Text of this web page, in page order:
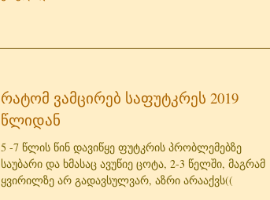
რატომ ვამცირებ საფუტკრეს 2019
წლიდან
5 -7 წლის წინ დავიწყე ფუტკრის პრობლემებზე
საუბარი და ხმასაც ავუწიე ცოტა, 2-3 წელში, მაგრამ
ყვირილზე არ გადავსულვარ, აზრი არააქვს((